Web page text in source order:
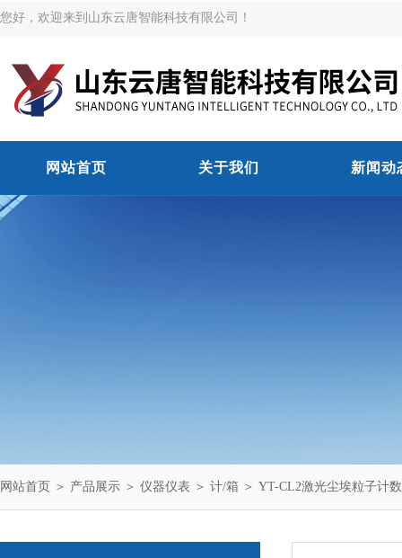
您好，欢迎来到山东云唐智能科技有限公司！
网站首页 关于我们 新闻动
网站首页 ＞ 产品展示 ＞ 仪器仪表 ＞ 计/箱 ＞ YT-CL2激光尘埃粒子计